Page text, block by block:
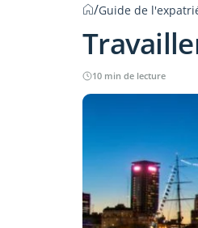
/Guide de
10 min de lecture